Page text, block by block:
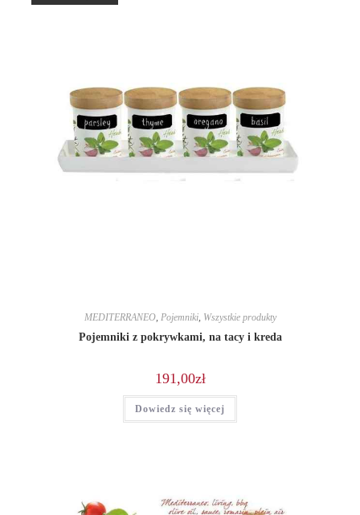
MEDITERRANEO, Pojemniki, Wszystkie produkty
Pojemniki z pokrywkami, na tacy i kreda
191,00zł
Dowiedz się więcej